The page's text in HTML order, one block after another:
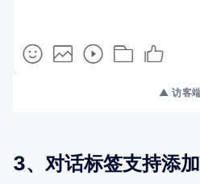
▲ 访客
3、对话标签支持添